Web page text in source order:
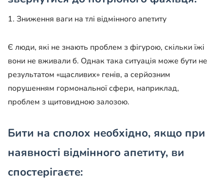
1. Зниження ваги на тлі відмінного апетиту
Є люди, які не знають проблем з фігурою, скільки їжі
вони не вживали б. Однак така ситуація може бути не
результатом «щасливих» генів, а серйозним
порушенням гормональної сфери, наприклад,
проблем з щитовидною залозою.
Бити на сполох необхідно, якщо при
наявності відмінного апетиту, ви
спостерігаєте: